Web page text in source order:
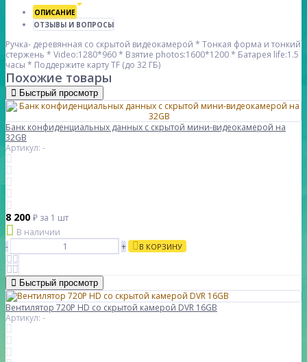
ОПИСАНИЕ
ОТЗЫВЫ И ВОПРОСЫ
Ручка- деревянная со скрытой видеокамерой * Тонкая форма и тонкий
стержень * Video:1280*960 * Взятие photos:1600*1200 * Батарея life:1.5
часы * Поддержите карту TF (до 32 ГБ)
Похожие товары
Быстрый просмотр
Банк конфиденциальных данных с скрытой мини-видеокамерой на
32GB
Артикул: -
8 200 ₽ за 1 шт
В наличии
-
+ В КОРЗИНУ
Быстрый просмотр
Вентилятор 720P HD со скрытой камерой DVR 16GB
Артикул: -